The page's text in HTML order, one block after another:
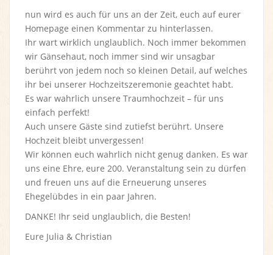
nun wird es auch für uns an der Zeit, euch auf eurer
Homepage einen Kommentar zu hinterlassen.
Ihr wart wirklich unglaublich. Noch immer bekommen
wir Gänsehaut, noch immer sind wir unsagbar
berührt von jedem noch so kleinen Detail, auf welches
ihr bei unserer Hochzeitszeremonie geachtet habt.
Es war wahrlich unsere Traumhochzeit – für uns
einfach perfekt!
Auch unsere Gäste sind zutiefst berührt. Unsere
Hochzeit bleibt unvergessen!
Wir können euch wahrlich nicht genug danken. Es war
uns eine Ehre, eure 200. Veranstaltung sein zu dürfen
und freuen uns auf die Erneuerung unseres
Ehegelübdes in ein paar Jahren.
DANKE! Ihr seid unglaublich, die Besten!
Eure Julia & Christian